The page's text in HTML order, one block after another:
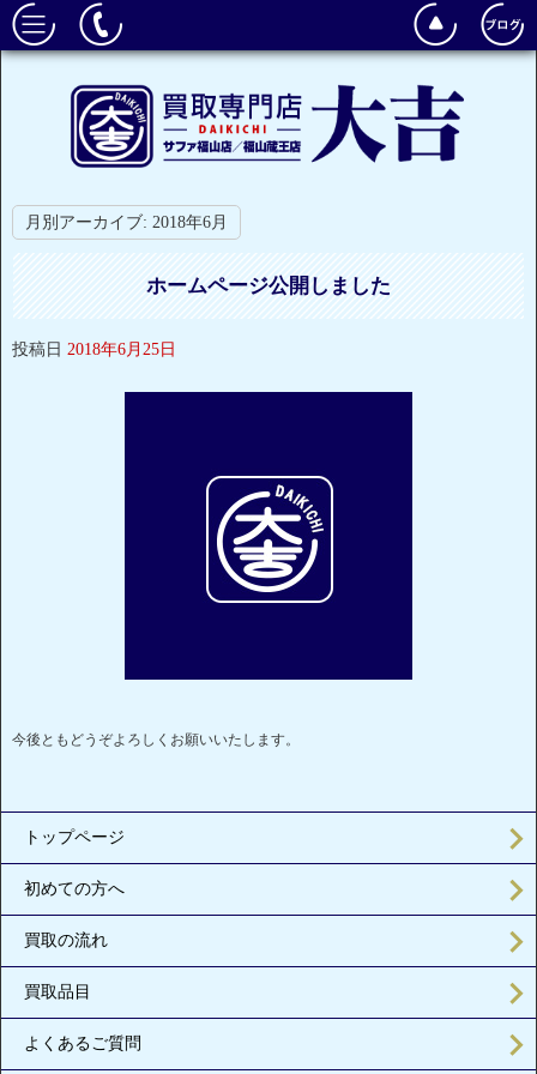
月別アーカイブ: 2018年6月
ホームページ公開しました
投稿日 2018年6月25日
今後ともどうぞよろしくお願いいたします。
トップページ
初めての方へ
買取の流れ
買取品目
よくあるご質問